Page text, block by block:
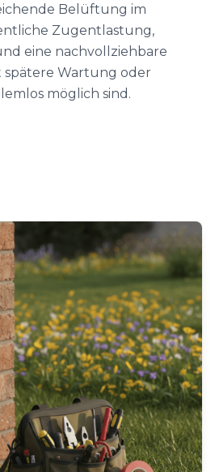
Belüftung im
Zugentlastung,
eine nachvollziehbare
spätere Wartung oder
möglich sind.